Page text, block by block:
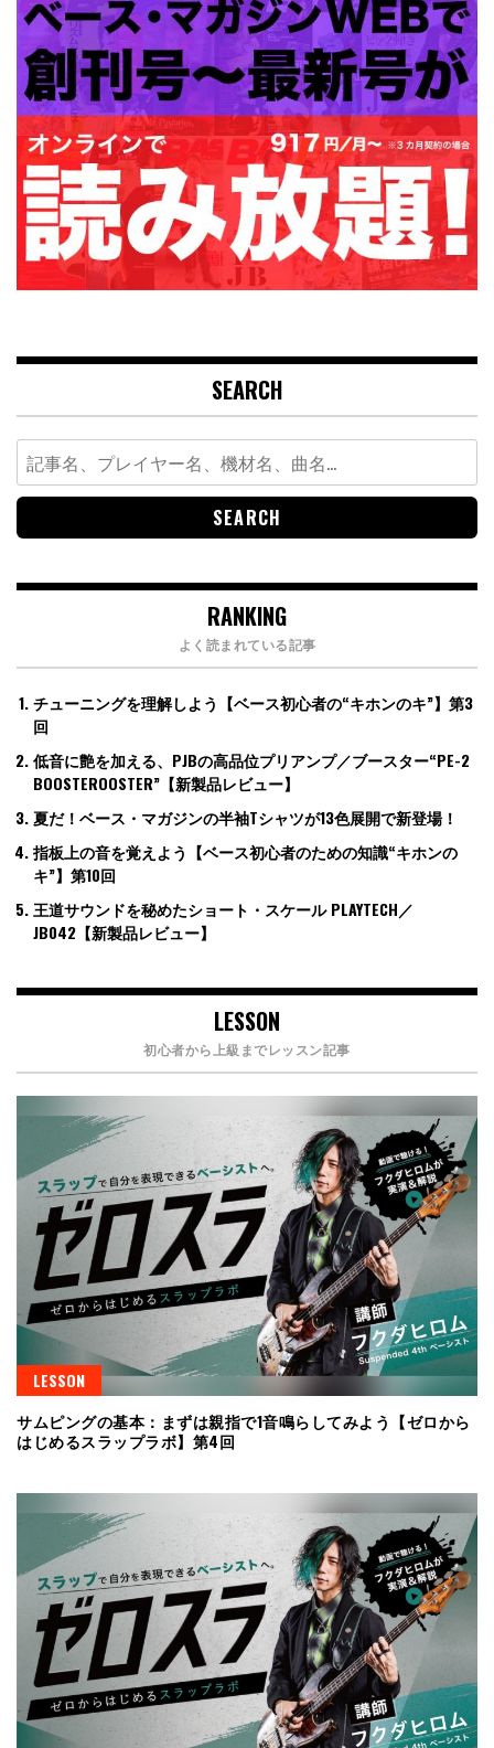
SEARCH
Search
for:
RANKING
よく読まれている記事
チューニングを理解しよう【ベース初心者の“キホンのキ”】第3
回
低音に艶を加える、PJBの高品位プリアンプ／ブースター“PE-2
BOOSTEROOSTER”【新製品レビュー】
夏だ！ベース・マガジンの半袖Tシャツが13色展開で新登場！
指板上の音を覚えよう【ベース初心者のための知識“キホンの
キ”】第10回
王道サウンドを秘めたショート・スケール PLAYTECH／
JB042【新製品レビュー】
LESSON
初心者から上級までレッスン記事
LESSON
サムピングの基本：まずは親指で1音鳴らしてみよう【ゼロから
はじめるスラップラボ】第4回